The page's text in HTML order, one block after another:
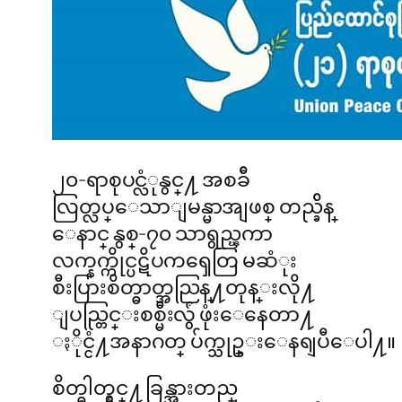
၂၀-ရာစုပင္လံုနွင္႔ အစခ်ီ
လြတ္လပ္ေသာျမန္မာအျဖစ္ တည္ခ်ိန္
ေနာင္ နွစ္-၇၀ သာရွည္ၾကာ
လက္နက္ကိုင္ပဋိပကၡေတြ မဆံုး
စီးပြားစိတ္ဓာတ္အညြန္႔တုန္းလို႔
ျပည္တြင္းစစ္မီးလွ်ံ ဖုံးေနေတာ႔
ႏိုင္ငံ႔အနာဂတ္ ပ်က္သုဥ္းေနရျပီေပါ႔။
စိတ္ဓါတ္နွင္႔ ခြန္အားတည္